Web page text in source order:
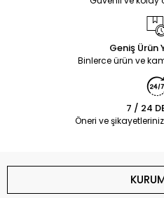
Geniş Ürün
Binlerce ürün ve
7 / 24
Öneri ve